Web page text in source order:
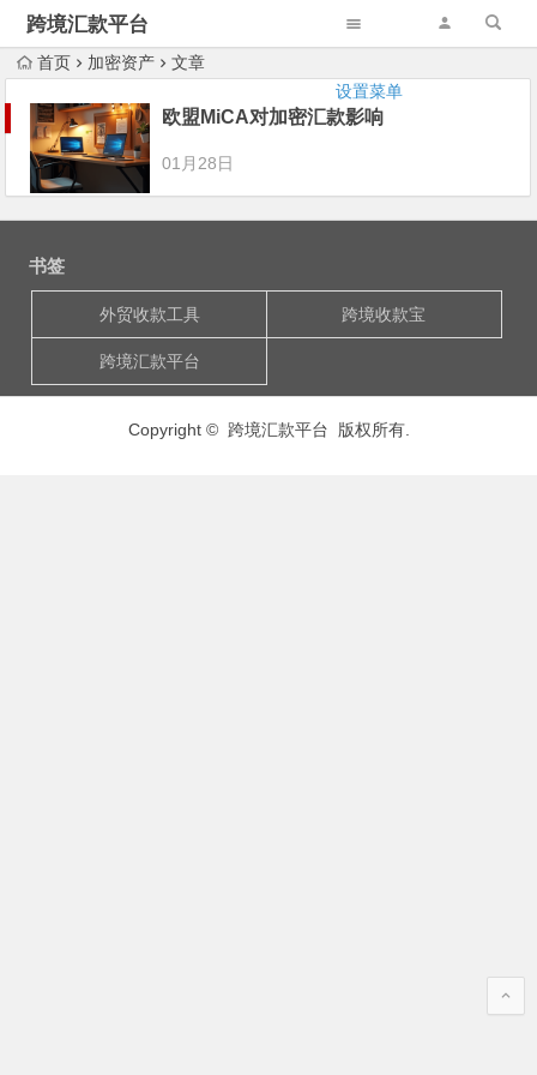
跨境汇款平台
设置菜单
首页 加密资产 文章
欧盟MiCA对加密汇款影响
01月28日
书签
外贸收款工具 跨境收款宝
跨境汇款平台
Copyright © 跨境汇款平台 版权所有.